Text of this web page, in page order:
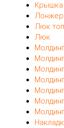
Крышка
Люк
Люк
Молдинг